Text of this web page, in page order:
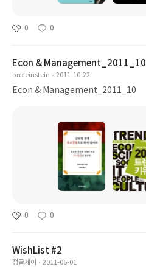
0 0
Econ & Management_2011_10
profeinstein 2011-10-22
Econ & Management_2011_10
0 0
WishList #2
정글제이 2011-06-01